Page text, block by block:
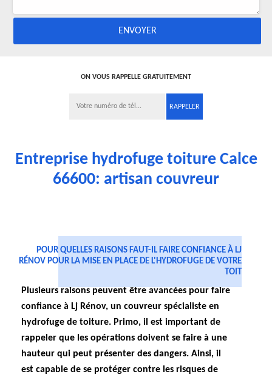
ON VOUS RAPPELLE GRATUITEMENT
Entreprise hydrofuge toiture Calce
66600: artisan couvreur
POUR QUELLES RAISONS FAUT-IL FAIRE CONFIANCE À LJ
RÉNOV POUR LA MISE EN PLACE DE L'HYDROFUGE DE VOTRE
TOIT
Plusieurs raisons peuvent être avancées pour faire
confiance à Lj Rénov, un couvreur spécialiste en
hydrofuge de toiture. Primo, il est important de
rappeler que les opérations doivent se faire à une
hauteur qui peut présenter des dangers. Ainsi, il
est capable de se protéger contre les risques de